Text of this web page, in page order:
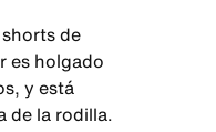
de
es holgado
y está
de la rodilla.